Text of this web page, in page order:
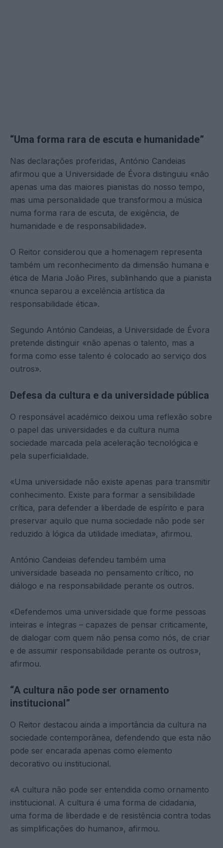
“Uma forma rara de escuta e humanidade”
Nas declarações proferidas, António Candeias
afirmou que a Universidade de Évora distinguiu «não
apenas uma das maiores pianistas do nosso tempo,
mas uma personalidade que transformou a música
numa forma rara de escuta, de exigência, de
humanidade e de responsabilidade».
O Reitor considerou que a homenagem representa
também um reconhecimento da dimensão humana e
ética de Maria João Pires, sublinhando que a pianista
«nunca separou a excelência artística da
responsabilidade ética».
Segundo António Candeias, a Universidade de Évora
pretende distinguir «não apenas o talento, mas a
forma como esse talento é colocado ao serviço dos
outros».
Defesa da cultura e da universidade pública
O responsável académico deixou uma reflexão sobre
o papel das universidades e da cultura numa
sociedade marcada pela aceleração tecnológica e
pela superficialidade.
«Uma universidade não existe apenas para transmitir
conhecimento. Existe para formar a sensibilidade
crítica, para defender a liberdade de espírito e para
preservar aquilo que numa sociedade não pode ser
reduzido à lógica da utilidade imediata», afirmou.
António Candeias defendeu também uma
universidade baseada no pensamento crítico, no
diálogo e na responsabilidade perante os outros.
«Defendemos uma universidade que forme pessoas
inteiras e íntegras – capazes de pensar criticamente,
de dialogar com quem não pensa como nós, de criar
e de assumir responsabilidade perante os outros»,
afirmou.
“A cultura não pode ser ornamento
institucional”
O Reitor destacou ainda a importância da cultura na
sociedade contemporânea, defendendo que esta não
pode ser encarada apenas como elemento
decorativo ou institucional.
«A cultura não pode ser entendida como ornamento
institucional. A cultura é uma forma de cidadania,
uma forma de liberdade e de resistência contra todas
as simplificações do humano», afirmou.